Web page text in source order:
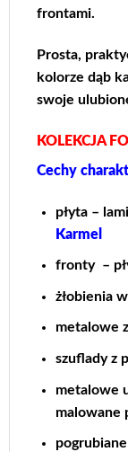
frontami.
Prosta,
kolorze dąb
swoje
KOLEKCJA
Cechy
płyta –
Karmel
fronty –
żłobienia
metalowe
szuflady z
metalowe
malowane